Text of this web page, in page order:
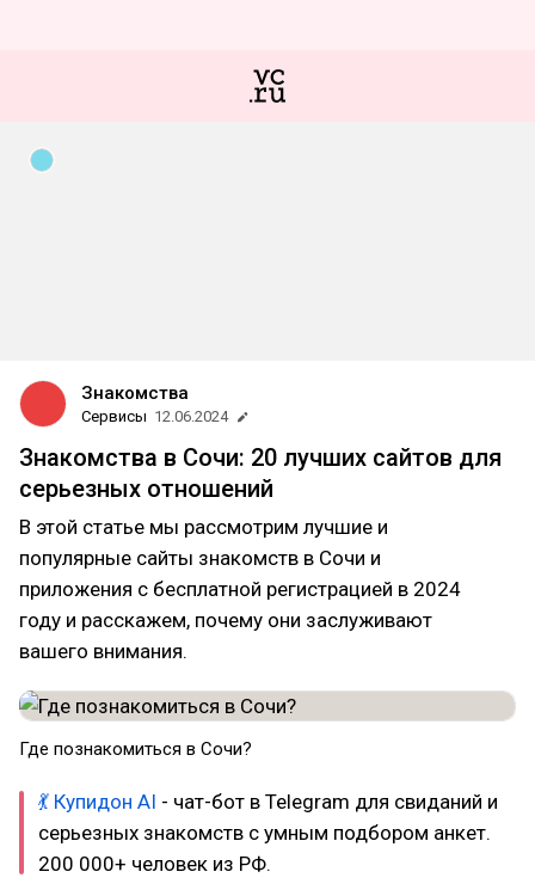
Знакомства
Сервисы 12.06.2024
Знакомства в Сочи: 20 лучших сайтов для
серьезных отношений
В этой статье мы рассмотрим лучшие и
популярные сайты знакомств в Сочи и
приложения с бесплатной регистрацией в 2024
году и расскажем, почему они заслуживают
вашего внимания.
Где познакомиться в Сочи?
💃 Купидон AI - чат-бот в Telegram для свиданий и
серьезных знакомств с умным подбором анкет.
200 000+ человек из РФ.